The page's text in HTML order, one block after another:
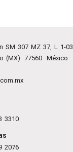
SM 307 MZ 37, L 1-03
(MX)
77560 México
3310
2076